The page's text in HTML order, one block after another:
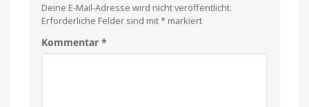
Deine E-Mail-Adresse wird nicht veröffentlicht.
Erforderliche Felder sind mit* markiert
Kommentar *